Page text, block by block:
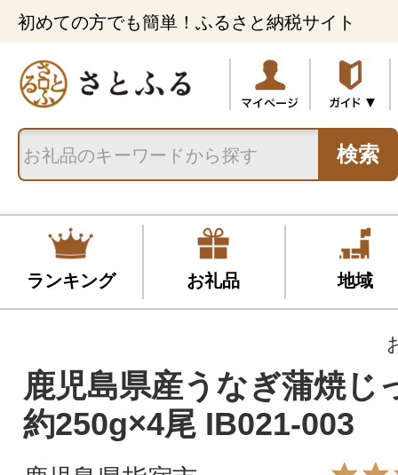
初めての方でも簡単！ふるさと納税サイト
検索
ランキング お礼品 地域
鹿児島県産うなぎ蒲焼じ
約250g×4尾 IB021-003